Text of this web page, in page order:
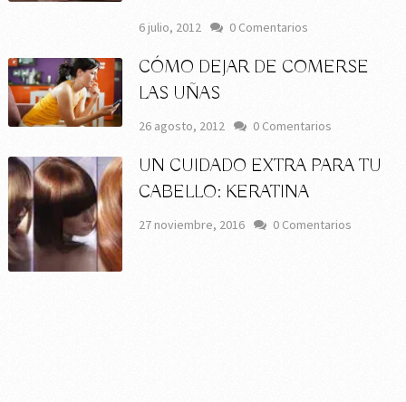
6 julio, 2012 0 Comentarios
CÓMO DEJAR DE COMERSE
LAS UÑAS
26 agosto, 2012 0 Comentarios
UN CUIDADO EXTRA PARA TU
CABELLO: KERATINA
27 noviembre, 2016 0 Comentarios